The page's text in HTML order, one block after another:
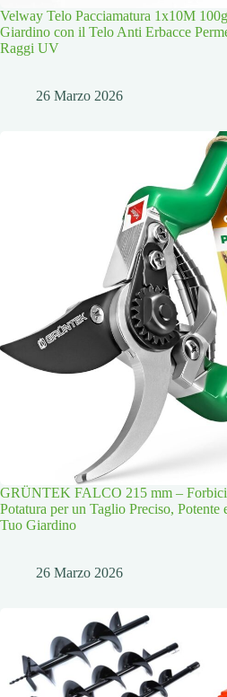
Velway Telo Pacciamatura 1x10M
Giardino con il Telo Anti Erbacce
Raggi UV
26 Marzo 2026
GRÜNTEK FALCO 215 mm – Forbici
Potatura per un Taglio Preciso, Potente
Tuo Giardino
26 Marzo 2026